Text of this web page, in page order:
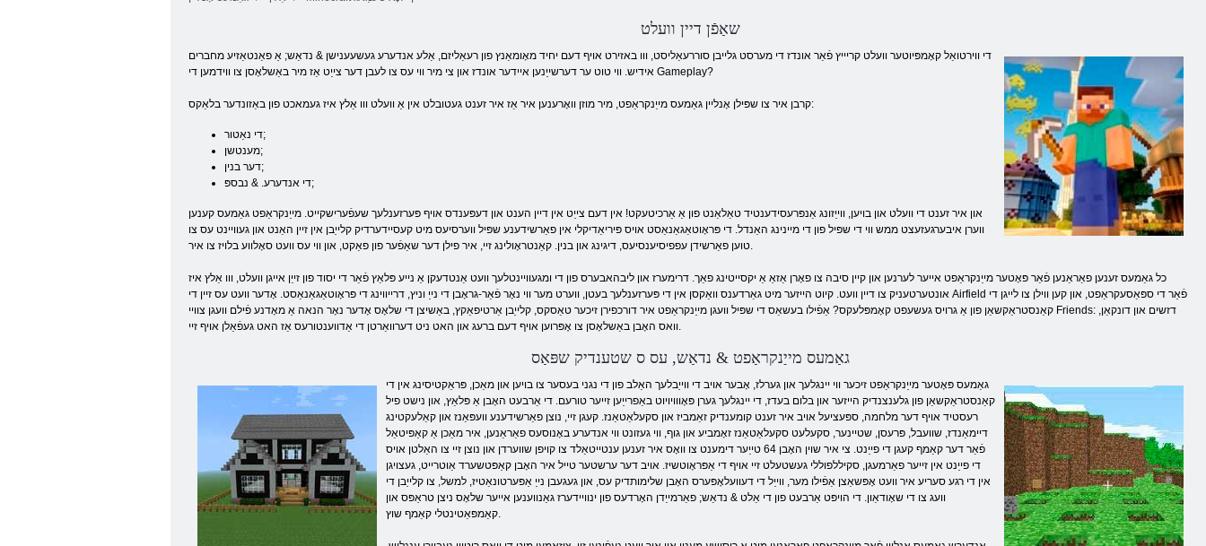
שאַפֿן דיין וועלט
די ווירטואַל קאָמפּיוטער וועלט קריייץ פֿאַר אונדז די מערסט גלייבן סוררעאַליסט, ווו באזירט אויף דעם יחיד מאָומאַנץ פון רעאַליזם, אַלע אנדערע געשעענישן & נדאַש; אַ פאַנטאַזיע מחברים
אידיש. ווי טוט ער דערשייַנען איידער אונדז און צי מיר ווי עס צו לעבן דער צייַט אַז מיר באַשלאָסן צו ווידמען די Gameplay?
קרבן איר צו שפּילן אָנליין גאַמעס מייַנקראַפט, מיר מוזן וואָרענען איר אַז איר זענט געטובלט אין אַ וועלט ווו אַלץ איז געמאכט פון באַזונדער בלאַקס:
די נאַטור;
מענטשן;
דער בנין;
די אנדערע. & נבספּ;
און איר זענט די וועלט און בויען, ווייַזונג אַנפּרעסידענטיד טאַלאַנט פון אַ אַרכיטעקט! אין דעם צייַט אין דיין הענט און דעפּענדס אויף פּערזענלעך שעפֿערישקייט. מייַנקראַפט גאַמעס קענען
ווערן איבערגעזעצט ממש ווי די שפּיל פון די מיינינג האַנדל. די פּראָוטאַגאַנאַסט אויס פּיריאַדיקלי אין פאַרשידענע שפּיל ווערסיעס מיט קעסיידערדיק קלייַבן אין זיין האַנט און געוויינט עס צו
טוען פאַרשידן עפפיסיענסיעס, דיגינג און בנין. קאַנטראָולינג זיי, איר פילן דער שאַפֿער פון פאַקט, און ווי עס וועט סאָלווע בלויז צו איר.
כל גאַמעס זענען פאַראַנען פֿאַר פּאָטער מייַנקראַפט אייער לערנען און קיין סיבה צו פאָרן אַזאַ אַ יקסייטינג פאַך. דרימערז און ליבהאבערס פון די ומגעוויינטלעך וועט אַנטדעקן אַ נייע פּלאַץ פֿאַר די יסוד פון זייַן אייגן וועלט, ווו אַלץ איז
אונטערטעניק צו דיין וועט. קיוט הייזער מיט גאַרדענס וואַקסן אין די פּערזענלעך בעטן, ווערט מער ווי נאָר פֿאַר-גראָבן די נייַ וניץ, דרייווינג די פּראָוטאַגאַנאַסט. אָדער וועט עס זיין די Airfield פֿאַר די ספּאַסעקראַפט, און קען ווילן צו לייגן די
קאַנסטראַקשאַן פון אַ גרויס געשעפט קאָמפּלעקס? אַפֿילו בעשאַס די שפּיל וועגן מייַנקראַפט איר דורכפירן זיכער טאַסקס, קלייַבן אַרטיפאַקץ, באַשיצן די שלאָס אָדער נאָר הנאה אַ מאָדנע פֿילם וועגן צוויי Friends: דזשים און דונקאַן,
וואס האָבן באַשלאָסן צו אָפּרוען אויף דעם ברעג און האט ניט דערוואַרטן די אַדווענטורעס אַז האט געפֿאַלן אויף זיי.
גאַמעס מייַנקראַפט & נדאַש, עס ס שטענדיק שפּאַס
גאַמעס פּאָטער מייַנקראַפט זיכער ווי יינגלעך און גערלז, אָבער אויב די ווייַבלעך האַלב פון די נגני בעסער צו בויען און מאַכן, פּראַקטיסינג אין די
קאַנסטראַקשאַן פון גלענצנדיק הייזער און בלום בעדז, די יינגלעך גערן פּאָווויויוט באַפרייַען זייער טורעם. די אַרבעט האָבן אַ פּלאַץ, און נישט פיל
רעסטיד אויף דער מלחמה, ספּעציעל אויב איר זענט קומענדיק זאַמביז און סקעלאַטאַנז. קעגן זיי, נוצן פאַרשידענע וועפּאַנז און קאַלעקטינג
דיימאַנדז, שוועבל, פּרעסן, שטיינער, סקעלעט סקעלאַטאַנז זאָמביע און גוף, ווי געזונט ווי אנדערע באָנוסעס פאַראַנען, איר מאַכן אַ קאַפּיטאַל
פֿאַר דער קאַמף קעגן די פייַנט. צי איר שוין האָבן 64 טייַער דימענט צו וואָס איר זענען ענטייטאַלד צו קויפן שווערדן און נוצן זיי צו האַלטן אויס
די פייַנט אין זייער פאַרמעגן, סקיללפוללי געשטעלט זיי אויף די אַפּראָוטשיז. אויב דער ערשטער טייל איר האָבן קאַפּטשערד אַוטרייט, געצויגן
אין די רגע סעריע איר וועט אָפּשאַצן אַפֿילו מער, ווייַל די דעוועלאָפּערס האָבן שלימותדיק עס, און געגעבן נייַ אַפּערטונאַטיז, למשל, צו קלייַבן די
וועג צו די שאָודאַון. די הויפּט אַרבעט פון די אַלט & נדאַש; פאַרמייַדן האָרדעס פון ינוויידערז גאַנווענען אייער שלאָס ניצן טראַפּס און
קאַמפּאַטינטלי קאַמף שוץ.